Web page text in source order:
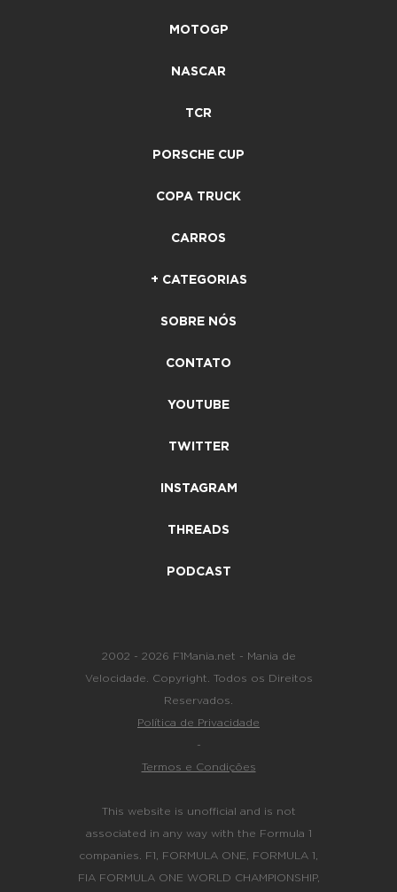
MOTOGP
NASCAR
TCR
PORSCHE CUP
COPA TRUCK
CARROS
+ CATEGORIAS
SOBRE NÓS
CONTATO
YOUTUBE
TWITTER
INSTAGRAM
THREADS
PODCAST
2002 - 2026 F1Mania.net - Mania de
Velocidade. Copyright. Todos os Direitos
Reservados.
Política de Privacidade
-
Termos e Condições
This website is unofficial and is not
associated in any way with the Formula 1
companies. F1, FORMULA ONE, FORMULA 1,
FIA FORMULA ONE WORLD CHAMPIONSHIP,